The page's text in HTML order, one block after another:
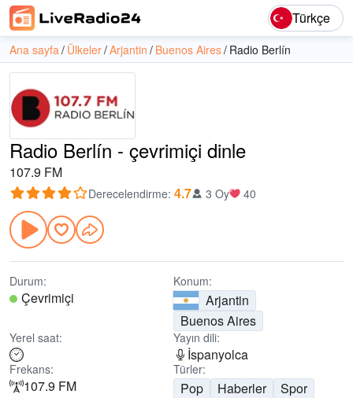
Türkçe
Ana sayfa Ülkeler Arjantin Buenos Aires Radio Berlín
Radio Berlín - çevrimiçi dinle
107.9 FM
Derecelendirme: 4.7 3 Oy 40
Durum:
Çevrimiçi
Konum:
Arjantin
Buenos Aires
Yerel saat: Yayın dili:
İspanyolca
Frekans:
107.9 FM
Türler:
Pop Haberler
Spor